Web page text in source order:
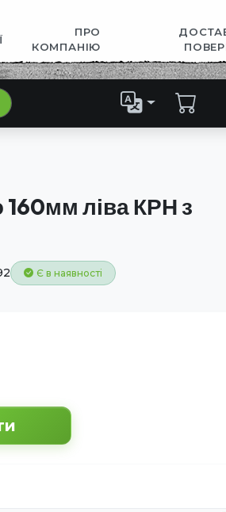
ПРО
КОМПАНІЮ
160мм ліва КРН з
Є в наявності